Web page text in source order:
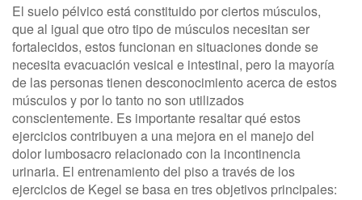
El suelo pélvico está constituido por ciertos músculos,
que al igual que otro tipo de músculos necesitan ser
fortalecidos, estos funcionan en situaciones donde se
necesita evacuación vesical e intestinal, pero la mayoría
de las personas tienen desconocimiento acerca de estos
músculos y por lo tanto no son utilizados
conscientemente. Es importante resaltar qué estos
ejercicios contribuyen a una mejora en el manejo del
dolor lumbosacro relacionado con la incontinencia
urinaria. El entrenamiento del piso a través de los
ejercicios de Kegel se basa en tres objetivos principales: